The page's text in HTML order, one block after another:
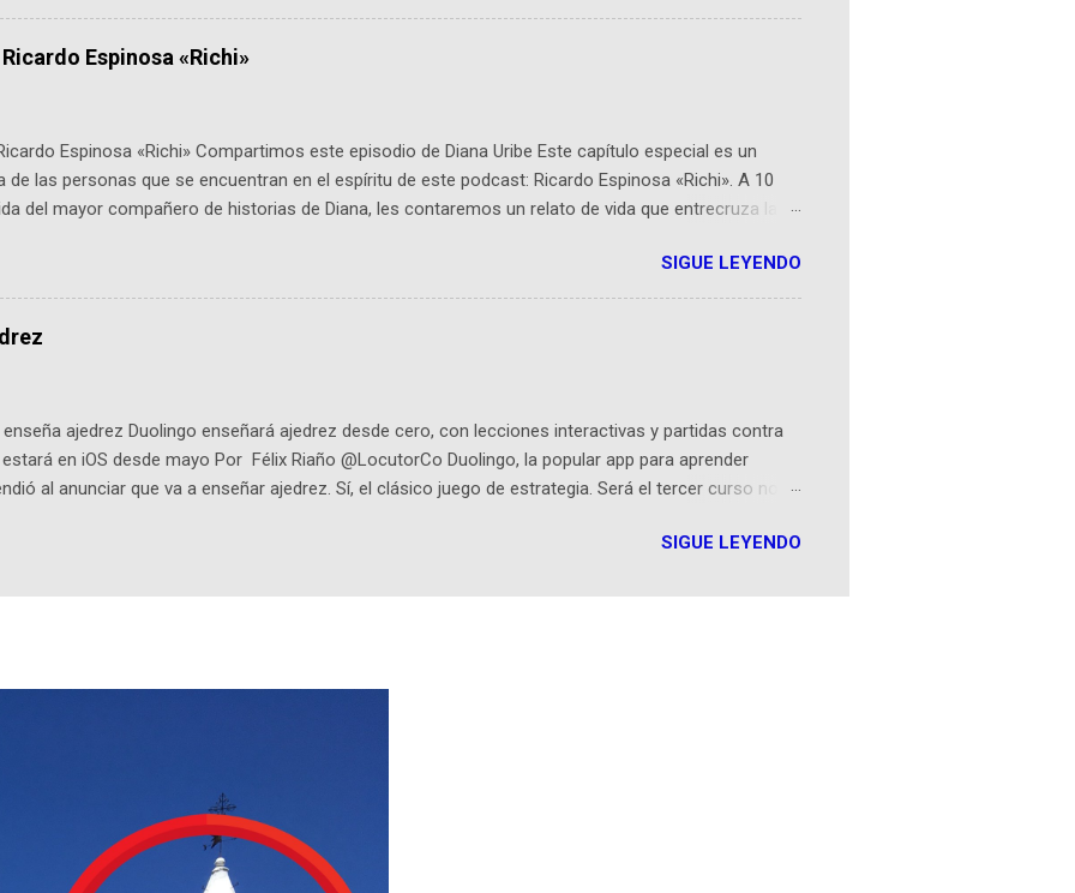
tienen 24 horas para idear startups basadas en tecnologías espaciales como satélites y
con un evento gratuito el 30 de enero a las 10:00 a. m. en el Planetario (calle 26B #5-93), in...
Espinosa «Richi»
Espinosa «Richi» Compartimos este episodio de Diana Uribe Este capítulo especial es un
de las personas que se encuentran en el espíritu de este podcast: Ricardo Espinosa «Richi». A 10
del mayor compañero de historias de Diana, les contaremos un relato de vida que entrecruza la
viene "la fuerza poderosa", del relato viviente que encarna una joven librera de Barichara y de
un personaje de gabán y sombrero que parecía sacado directamente de una novela de espías
-La colección Ricardo Espinosa: los cómics, las novelas y los libros reunidos por Richi hoy se
en la Biblioteca Luis Ángel Arango ¡Síguenos en nuestras Redes Sociales! Facebook:
SIGUE LEYENDO
ajedrez Duolingo enseñará ajedrez desde cero, con lecciones interactivas y partidas contra
en iOS desde mayo Por Félix Riaño @LocutorCo Duolingo, la popular app para aprender
al anunciar que va a enseñar ajedrez. Sí, el clásico juego de estrategia. Será el tercer curso no
primero en inglés. Los usuarios aprenderán desde lo más básico, como mover un alfil, hasta jugar
y ayudas visuales. ¿Será posible que una app que antes nos enseñó francés, ahora nos
SIGUE LEYENDO